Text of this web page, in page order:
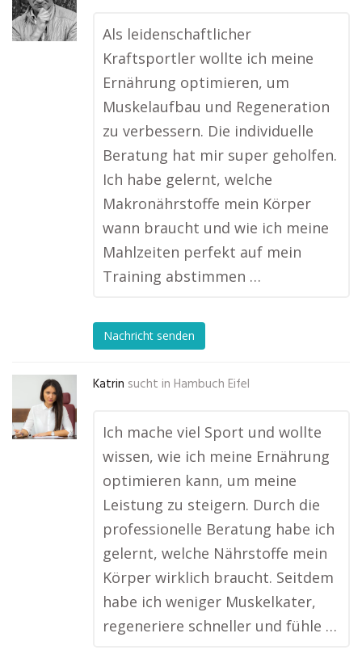
Als leidenschaftlicher
Kraftsportler wollte ich meine
Ernährung optimieren, um
Muskelaufbau und Regeneration
zu verbessern. Die individuelle
Beratung hat mir super geholfen.
Ich habe gelernt, welche
Makronährstoffe mein Körper
wann braucht und wie ich meine
Mahlzeiten perfekt auf mein
Training abstimmen …
Nachricht senden
Katrin sucht in Hambuch Eifel
Ich mache viel Sport und wollte
wissen, wie ich meine Ernährung
optimieren kann, um meine
Leistung zu steigern. Durch die
professionelle Beratung habe ich
gelernt, welche Nährstoffe mein
Körper wirklich braucht. Seitdem
habe ich weniger Muskelkater,
regeneriere schneller und fühle …